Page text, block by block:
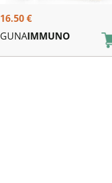
16.50€
GUNAIMMUNO